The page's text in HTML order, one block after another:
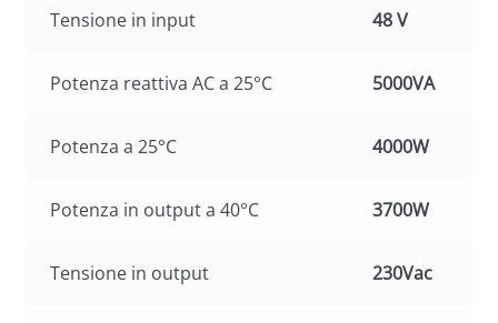
Tensione in input 48 V
Potenza reattiva AC a 25°C 5000VA
Potenza a 25°C 4000W
Potenza in output a 40°C 3700W
Tensione in output 230Vac